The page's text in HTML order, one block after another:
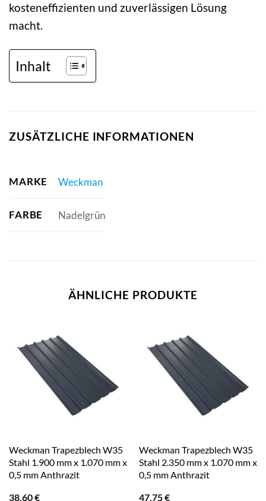
kosteneffizienten und zuverlässigen Lösung
macht.
Inhalt
ZUSÄTZLICHE INFORMATIONEN
MARKE Weckman
FARBE Nadelgrün
ÄHNLICHE PRODUKTE
Weckman Trapezblech W35
Stahl 1.900 mm x 1.070 mm x
0,5 mm Anthrazit
38,60€
Weckman Trapezblech W35
Stahl 2.350 mm x 1.070 mm x
0,5 mm Anthrazit
47,75€